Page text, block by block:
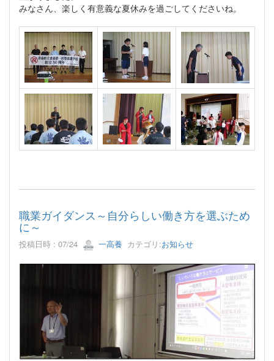
みなさん、楽しく有意義な夏休みを過ごしてくださいね。
職業ガイダンス～自分らしい働き方を選ぶため
に～
投稿日時 : 07/24 一高養 カテゴリ:お知らせ